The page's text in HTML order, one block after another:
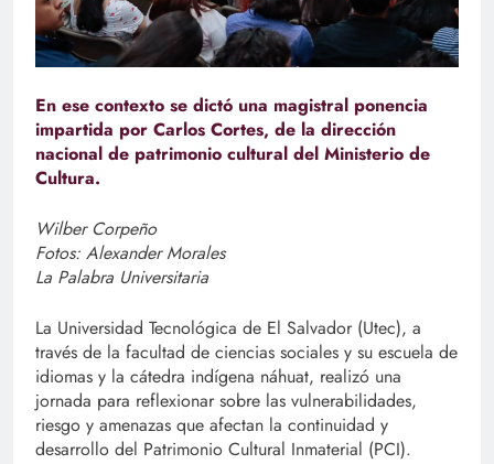
En ese contexto se dictó una magistral ponencia
impartida por Carlos Cortes, de la dirección
nacional de patrimonio cultural del Ministerio de
Cultura.
Wilber Corpeño
Fotos: Alexander Morales
La Palabra Universitaria
La Universidad Tecnológica de El Salvador (Utec), a
través de la facultad de ciencias sociales y su escuela de
idiomas y la cátedra indígena náhuat, realizó una
jornada para reflexionar sobre las vulnerabilidades,
riesgo y amenazas que afectan la continuidad y
desarrollo del Patrimonio Cultural Inmaterial (PCI).